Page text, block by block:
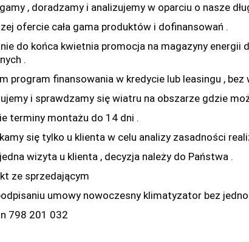
, doradzamy i analizujemy w oparciu o nasze
ofercie cała gama produktów i dofinansowań .
do końca kwietnia promocja na magazyny energii
.
program finansowania w kredycie lub leasingu , bez
i sprawdzamy się wiatru na obszarze gdzie
terminy montażu do 14 dni .
się tylko u klienta w celu analizy zasadności
wizyta u klienta , decyzja należy do Państwa .
ze sprzedającym
umowy nowoczesny klimatyzator bez
798 201 032